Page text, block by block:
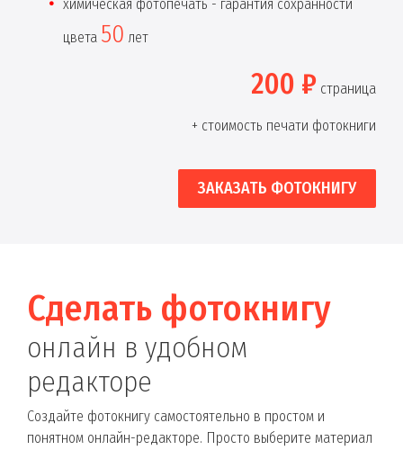
химическая фотопечать - гарантия сохранности
цвета 50 лет
200 ₽ страница
+ стоимость печати фотокниги
ЗАКАЗАТЬ ФОТОКНИГУ
Сделать фотокнигу
онлайн в удобном
редакторе
Создайте фотокнигу самостоятельно в простом и
понятном онлайн-редакторе. Просто выберите материал